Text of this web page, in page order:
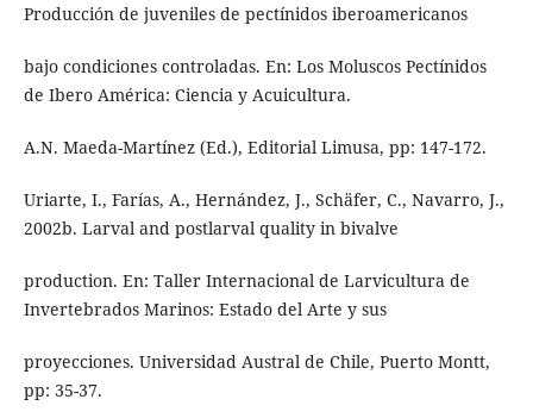
Producción de juveniles de pectínidos iberoamericanos
bajo condiciones controladas. En: Los Moluscos Pectínidos
de Ibero América: Ciencia y Acuicultura.
A.N. Maeda-Martínez (Ed.), Editorial Limusa, pp: 147-172.
Uriarte, I., Farías, A., Hernández, J., Schäfer, C., Navarro, J.,
2002b. Larval and postlarval quality in bivalve
production. En: Taller Internacional de Larvicultura de
Invertebrados Marinos: Estado del Arte y sus
proyecciones. Universidad Austral de Chile, Puerto Montt,
pp: 35-37.